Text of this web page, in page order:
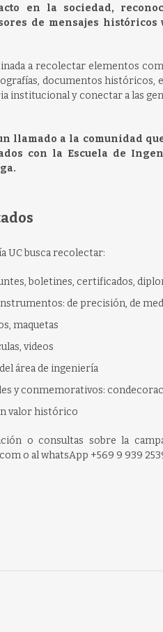
en la sociedad,
de mensajes
a recolectar elementos
documentos
institucional y conectar a las
llamado a la comunidad
con la Escuela de
UC busca recolectar:
boletines, certificados,
de precisión, de
maquetas
videos
área de ingeniería
y conmemorativos:
valor histórico
o consultas sobre la
o alwhatsApp +569 9 939